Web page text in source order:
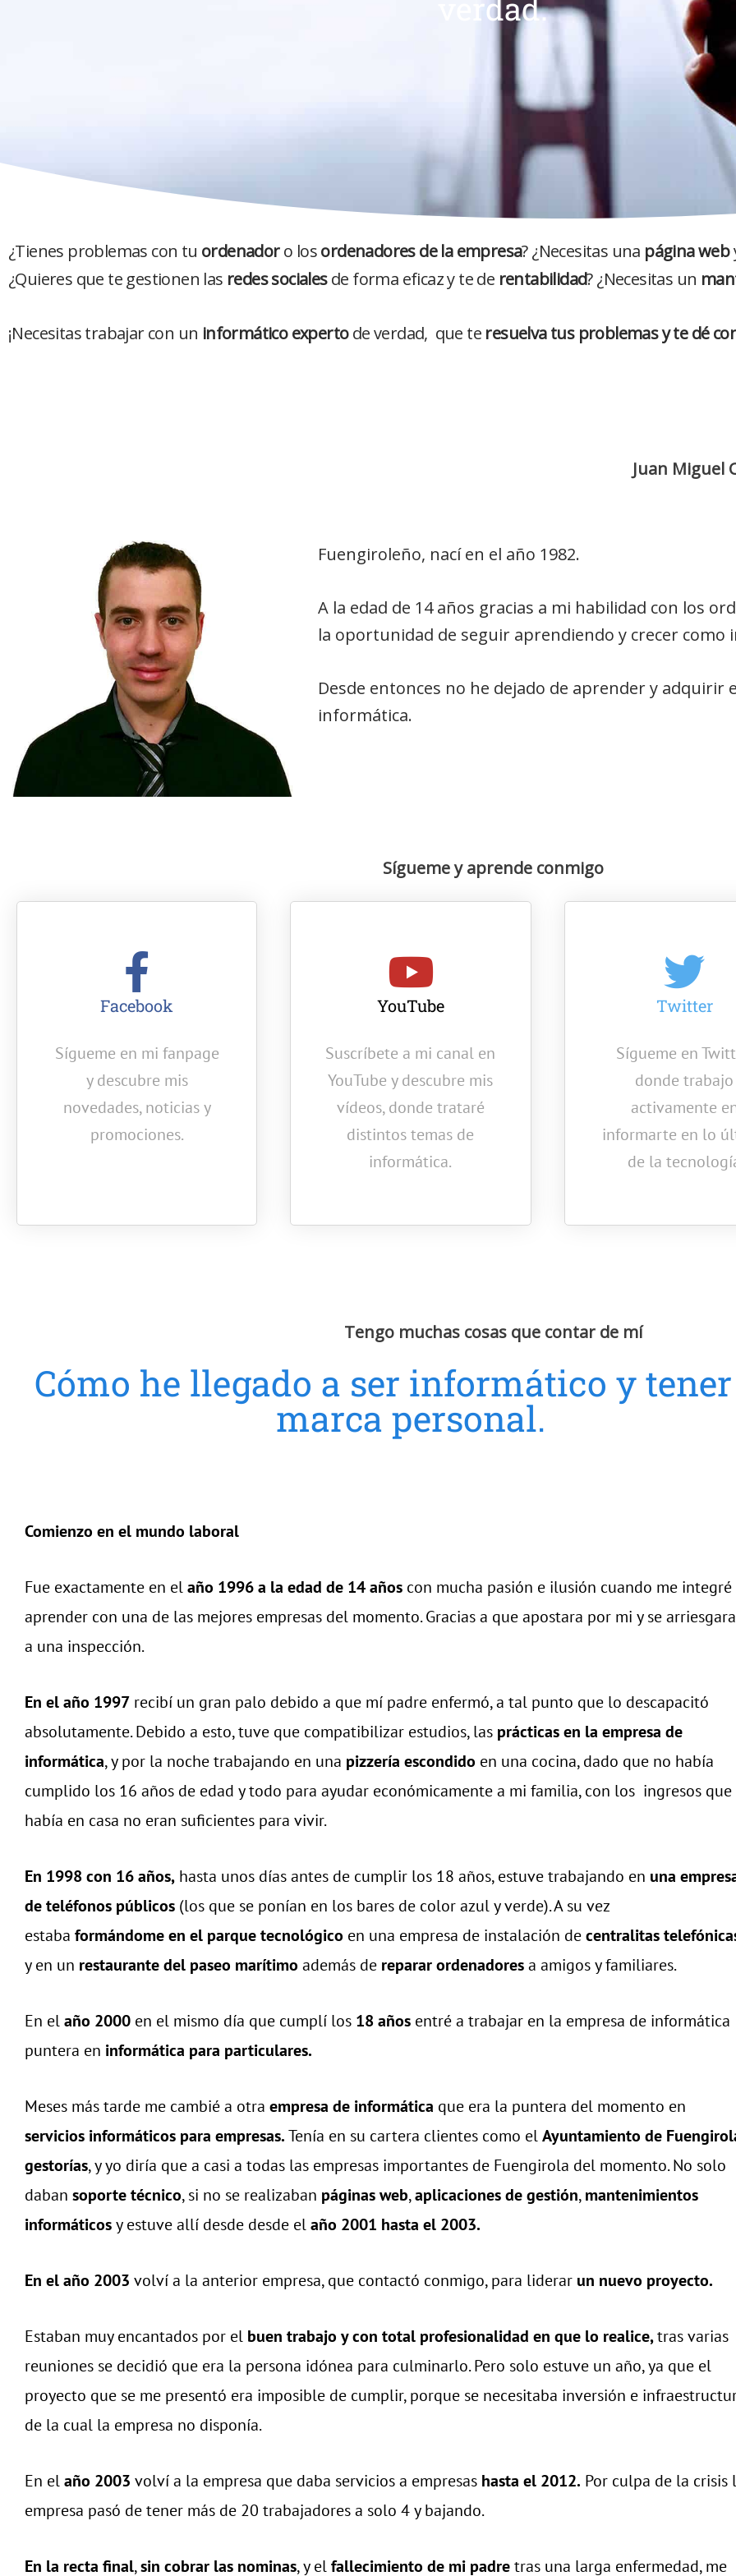
verdad.
¿Tienes problemas con tu ordenadoro losordenadores de la empresa? ¿Necesitas una página web
¿Quieres que te gestionen las redes socialesde forma eficaz y te de rentabilidad? ¿Necesitas un
¡Necesitas trabajar con un informático expertode verdad, que te resuelva tus problemas y te dé
Juan Miguel
Fuengiroleño, nací en el año 1982.
A la edad de 14 años gracias a mi habilidad con los
la oportunidad de seguir aprendiendo y crecer como
Desde entonces no he dejado de aprender y adquirir
informática.
Sígueme y aprende conmigo
Facebook
Sígueme en mi fanpage
y descubre mis
novedades, noticias y
promociones.
YouTube
Suscríbete a mi canal en
YouTube y descubre mis
vídeos, donde trataré
distintos temas de
informática.
Twitter
Sígueme en
donde trabajo
activamente
informarte en lo
de la
Tengo muchas cosas que contar de mí
Cómo he llegado a ser informático y
marca personal.
Comienzo en el mundo laboral
Fue exactamente en elaño 1996 a la edad de 14 años con mucha pasión e ilusión cuando me integré
aprender con una de las mejores empresas del momento. Gracias a que apostara por mi y se arriesgara
a una inspección.
En el año 1997 recibí un gran palo debido a que mí padre enfermó, a tal punto que lo descapacitó
absolutamente. Debido a esto, tuve que compatibilizar estudios, las prácticas en la empresa de
informática, y por la noche trabajando en una pizzería escondido en una cocina, dado que no había
cumplido los 16 años de edad y todo para ayudar económicamente a mi familia, con los ingresos que
había en casa no eran suficientes para vivir.
En 1998 con 16 años, hasta unos días antes de cumplir los 18 años, estuve trabajando en una
de teléfonos públicos (los que se ponían en los bares de color azul y verde). A su vez
estaba formándome en el parque tecnológico en una empresa de instalación decentralitas
y en un restaurante del paseo marítimo además de reparar ordenadoresa amigos y familiares.
En elaño 2000 en el mismo día que cumplí los 18 años entré a trabajar en la empresa de informática
puntera en informática para particulares.
Meses más tarde me cambié a otra empresa de informática que era la puntera del momento en
servicios informáticos para empresas.Tenía en su cartera clientes como elAyuntamiento de
gestorías, y yo diría que a casi a todas las empresas importantes de Fuengirola del momento. No solo
daban soporte técnico, si no se realizaban páginas web,aplicaciones de gestión,mantenimientos
informáticosy estuve allí desde desde elaño 2001 hasta el 2003.
En el año 2003 volví a la anterior empresa, que contactó conmigo, para liderar un nuevo proyecto.
Estaban muy encantados por el buen trabajo y con total profesionalidad en que lo realice,tras varias
reuniones se decidió que era la persona idónea para culminarlo. Pero solo estuve un año, ya que el
proyecto que se me presentó era imposible de cumplir, porque se necesitaba inversión e
de la cual la empresa no disponía.
En elaño 2003 volví a la empresa que daba servicios a empresas hasta el 2012. Por culpa de la crisis
empresa pasó de tener más de 20 trabajadores a solo 4 y bajando.
En la recta final,sin cobrar las nominas, y elfallecimiento de mi padretras una larga enfermedad, me